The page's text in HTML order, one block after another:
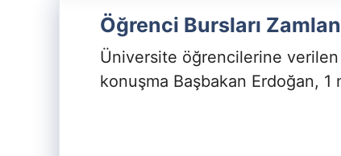
Öğrenci Bursları
Üniversite öğrencilerine verilen
konuşma Başbakan Erdoğan,